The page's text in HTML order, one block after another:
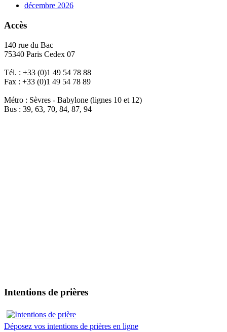
décembre 2026
Accès
140 rue du Bac
75340 Paris Cedex 07
Tél. : +33 (0)1 49 54 78 88
Fax : +33 (0)1 49 54 78 89
Métro : Sèvres - Babylone (lignes 10 et 12)
Bus : 39, 63, 70, 84, 87, 94
Intentions de prières
Déposez vos intentions de prières en ligne